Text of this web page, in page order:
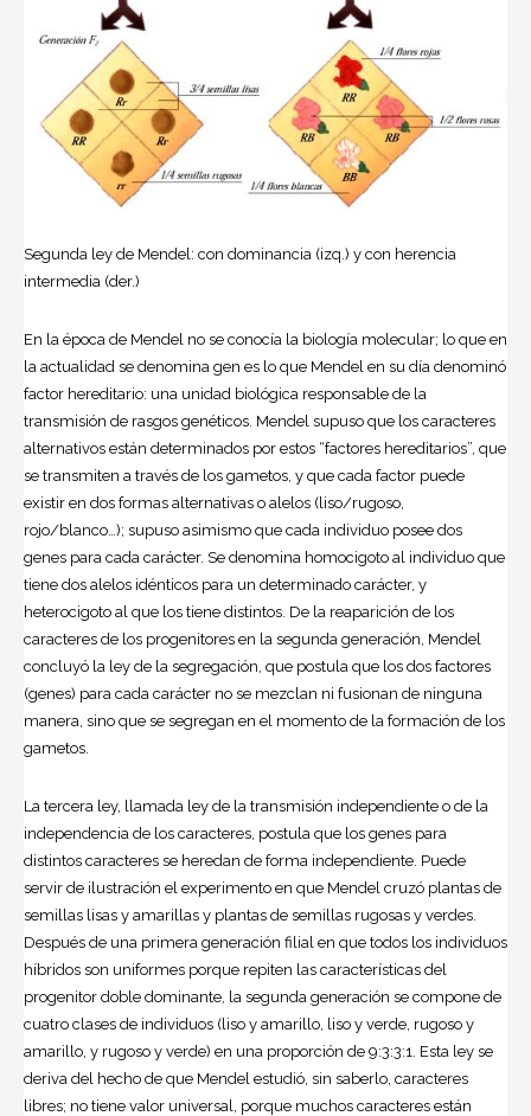
Segunda ley de Mendel: con dominancia (izq.) y con herencia
intermedia (der.)
En la época de Mendel no se conocía la biología molecular; lo que en
la actualidad se denomina gen es lo que Mendel en su día denominó
factor hereditario: una unidad biológica responsable de la
transmisión de rasgos genéticos. Mendel supuso que los caracteres
alternativos están determinados por estos “factores hereditarios”, que
se transmiten a través de los gametos, y que cada factor puede
existir en dos formas alternativas o alelos (liso/rugoso,
rojo/blanco…); supuso asimismo que cada individuo posee dos
genes para cada carácter. Se denomina homocigoto al individuo que
tiene dos alelos idénticos para un determinado carácter, y
heterocigoto al que los tiene distintos. De la reaparición de los
caracteres de los progenitores en la segunda generación, Mendel
concluyó la ley de la segregación, que postula que los dos factores
(genes) para cada carácter no se mezclan ni fusionan de ninguna
manera, sino que se segregan en el momento de la formación de los
gametos.
La tercera ley, llamada ley de la transmisión independiente o de la
independencia de los caracteres, postula que los genes para
distintos caracteres se heredan de forma independiente. Puede
servir de ilustración el experimento en que Mendel cruzó plantas de
semillas lisas y amarillas y plantas de semillas rugosas y verdes.
Después de una primera generación filial en que todos los individuos
híbridos son uniformes porque repiten las características del
progenitor doble dominante, la segunda generación se compone de
cuatro clases de individuos (liso y amarillo, liso y verde, rugoso y
amarillo, y rugoso y verde) en una proporción de 9:3:3:1. Esta ley se
deriva del hecho de que Mendel estudió, sin saberlo, caracteres
libres; no tiene valor universal, porque muchos caracteres están